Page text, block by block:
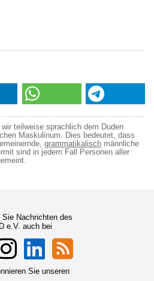
teilweise sprachlich dem Duden
Maskulinum. Dies bedeutet, dass
grammatikalisch männliche
sind in jedem Fall Personen aller
Sie Nachrichten des
e.V. auch bei
Sie unseren